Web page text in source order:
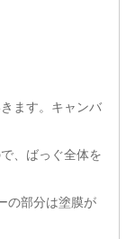
ます。キャンバ
、ばっぐ全体を
の部分は塗膜が